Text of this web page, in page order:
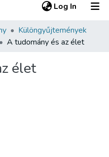
Log In (current)
Különgyűjtemények
A tudomány és az élet
élet